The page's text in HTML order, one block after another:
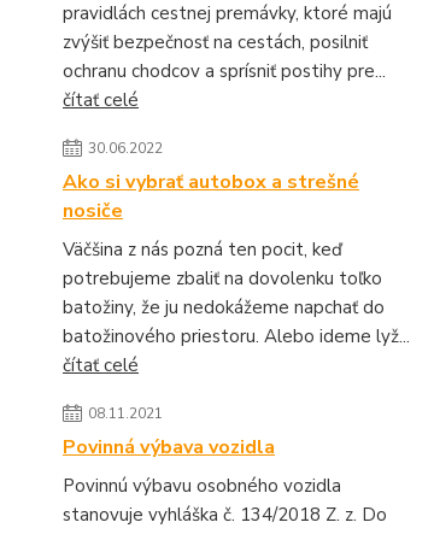
pravidlách cestnej premávky, ktoré majú
zvýšiť bezpečnosť na cestách, posilniť
ochranu chodcov a sprísniť postihy pre...
čítať celé
30.06.2022
Ako si vybrať autobox a strešné
nosiče
Väčšina z nás pozná ten pocit, keď
potrebujeme zbaliť na dovolenku toľko
batožiny, že ju nedokážeme napchať do
batožinového priestoru. Alebo ideme lyž...
čítať celé
08.11.2021
Povinná výbava vozidla
Povinnú výbavu osobného vozidla
stanovuje vyhláška č. 134/2018 Z. z. Do